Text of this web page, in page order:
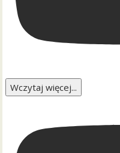
Wczytaj więcej...